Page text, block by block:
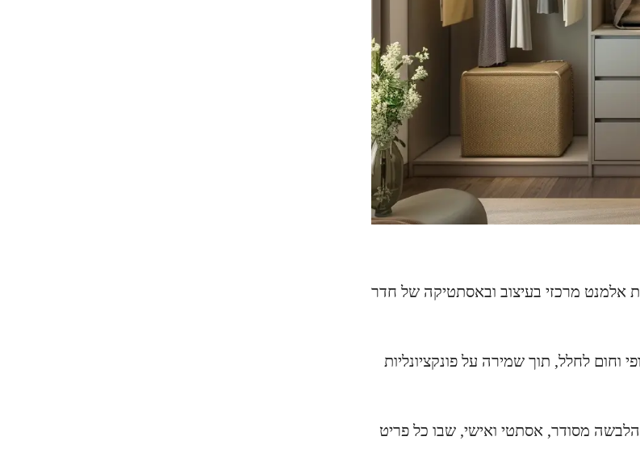
אלמנט מרכזי בעיצוב ובאסתטיקה של חדר
וחום לחלל, תוך שמירה על פונקציונליות
הלבשה מסודר, אסתטי ואישי, שבו כל פריט